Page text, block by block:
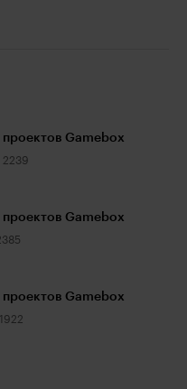
проектов Gamebox
2239
проектов Gamebox
проектов Gamebox
1922